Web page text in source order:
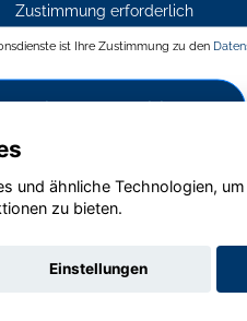
Zustimmung erforderlich
ist Ihre Zustimmung zu den
Zustimmen und aktivieren
und ähnliche Technologien,
zu bieten.
Einstellungen